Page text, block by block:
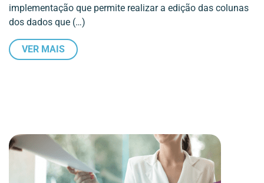
implementação que permite realizar a edição das colunas
dos dados que (…)
VER MAIS